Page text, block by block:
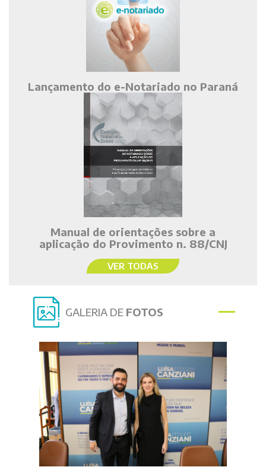
Lançamento do e-Notariado no Paraná
Manual de orientações sobre a
aplicação do Provimento n. 88/CNJ
VER TODAS
GALERIA DE FOTOS